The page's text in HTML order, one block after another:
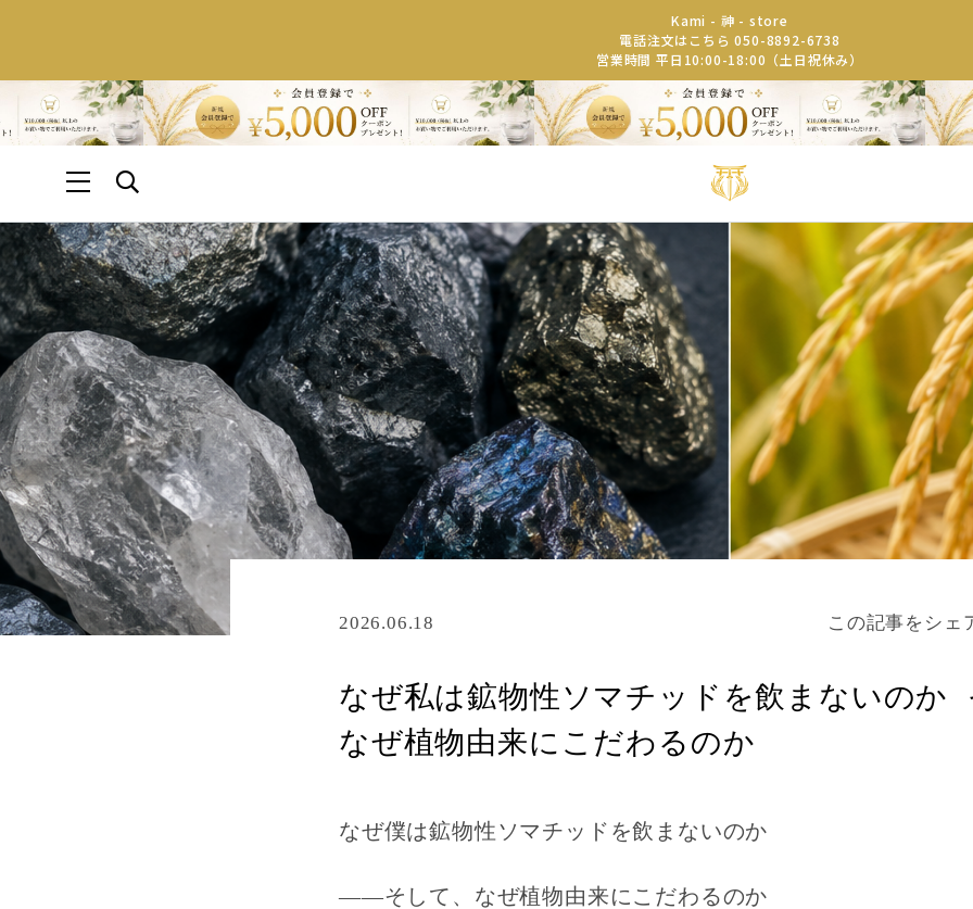
Kami - 神 - store
電話注文はこちら 050-8892-6738
営業時間 平日10:00-18:00（土日祝休み）
2026.06.18 この記事をシェ
なぜ私は鉱物性ソマチッドを飲まないのか
なぜ植物由来にこだわるのか
なぜ僕は鉱物性ソマチッドを飲まないのか
――そして、なぜ植物由来にこだわるのか